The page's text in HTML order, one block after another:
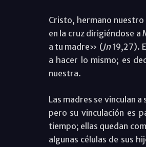
Cristo, hermano
en la cruz dirigiéndose
a tu madre» (Jn19,27).
a hacer lo mismo; es
nuestra.
Las madres se vinculan
pero su vinculación es
tiempo; ellas quedan
algunas células de sus